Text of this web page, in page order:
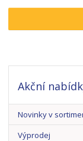
Akční
Novinky v
Výprodej